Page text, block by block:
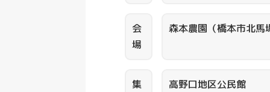
会
場
森本農園（橋本市北馬
集
高野口地区公民館